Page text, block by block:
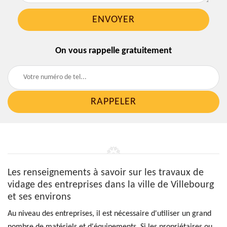
On vous rappelle gratuitement
Les renseignements à savoir sur les travaux de
vidage des entreprises dans la ville de Villebourg
et ses environs
Au niveau des entreprises, il est nécessaire d'utiliser un grand